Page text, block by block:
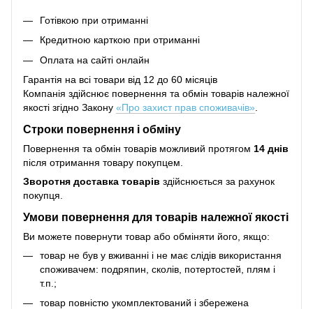
Готівкою при отриманні
Кредитною карткою при отриманні
Оплата на сайті онлайн
Гарантія на всі товари від 12 до 60 місяців
Компанія здійснює повернення та обмін товарів належної
якості згідно Закону «Про захист прав споживачів»
Строки повернення і обміну
Повернення та обмін товарів можливий протягом 14 днів
після отримання товару покупцем.
Зворотня доставка товарів здійснюється за рахунок
покупця.
Умови повернення для товарів належної якості
Ви можете повернути товар або обміняти його, якщо:
товар не був у вживанні і не має слідів використання
споживачем: подряпин, сколів, потертостей, плям і
т.п.;
товар повністю укомплектований і збережена